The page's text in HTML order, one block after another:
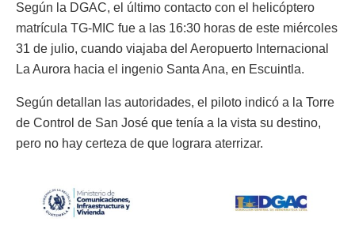
Según la DGAC, el último contacto con el helicóptero
matrícula TG-MIC fue a las 16:30 horas de este miércoles
31 de julio, cuando viajaba del Aeropuerto Internacional
La Aurora hacia el ingenio Santa Ana, en Escuintla.
Según detallan las autoridades, el piloto indicó a la Torre
de Control de San José que tenía a la vista su destino,
pero no hay certeza de que lograra aterrizar.